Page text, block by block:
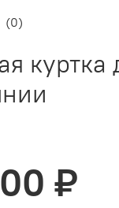
(0)
куртка
₽